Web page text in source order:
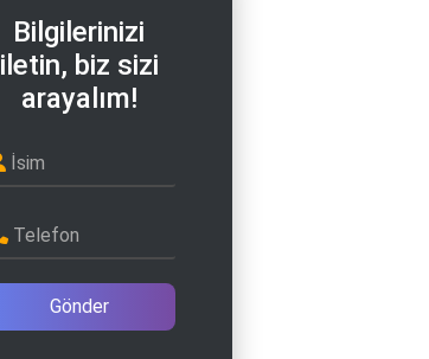
Bilgilerinizi
iletin, biz sizi
arayalım!
İsim
Telefon
Gönder